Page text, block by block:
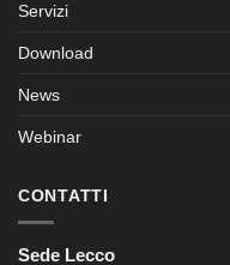
Servizi
Download
News
Webinar
CONTATTI
Sede Lecco